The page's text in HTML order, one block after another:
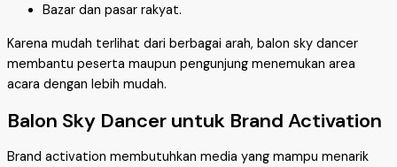
Bazar dan pasar rakyat.
Karena mudah terlihat dari berbagai arah, balon sky dancer
membantu peserta maupun pengunjung menemukan area
acara dengan lebih mudah.
Balon Sky Dancer untuk Brand Activation
Brand activation membutuhkan media yang mampu menarik